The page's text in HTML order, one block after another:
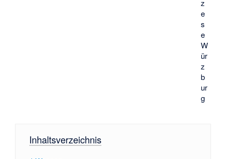
z
e
s
e
W
ür
z
b
ur
g
Inhaltsverzeichnis